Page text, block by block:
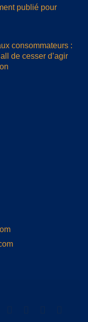
publié pour
consommateurs :
de cesser d’agir